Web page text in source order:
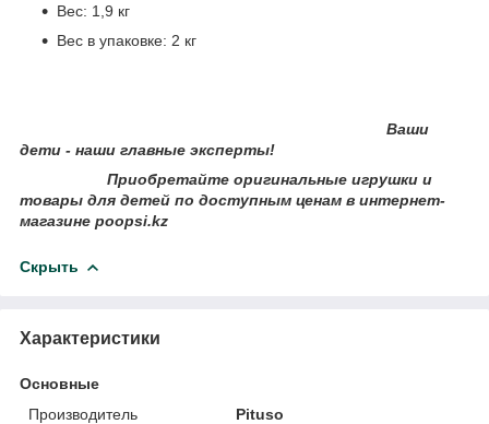
Вес: 1,9 кг
Вес в упаковке: 2 кг
Ваши
дети - наши главные эксперты!
Приобретайте оригинальные игрушки и
товары для детей по доступным ценам в интернет-
магазине poopsi.kz
Скрыть
Характеристики
Основные
Производитель
Pituso